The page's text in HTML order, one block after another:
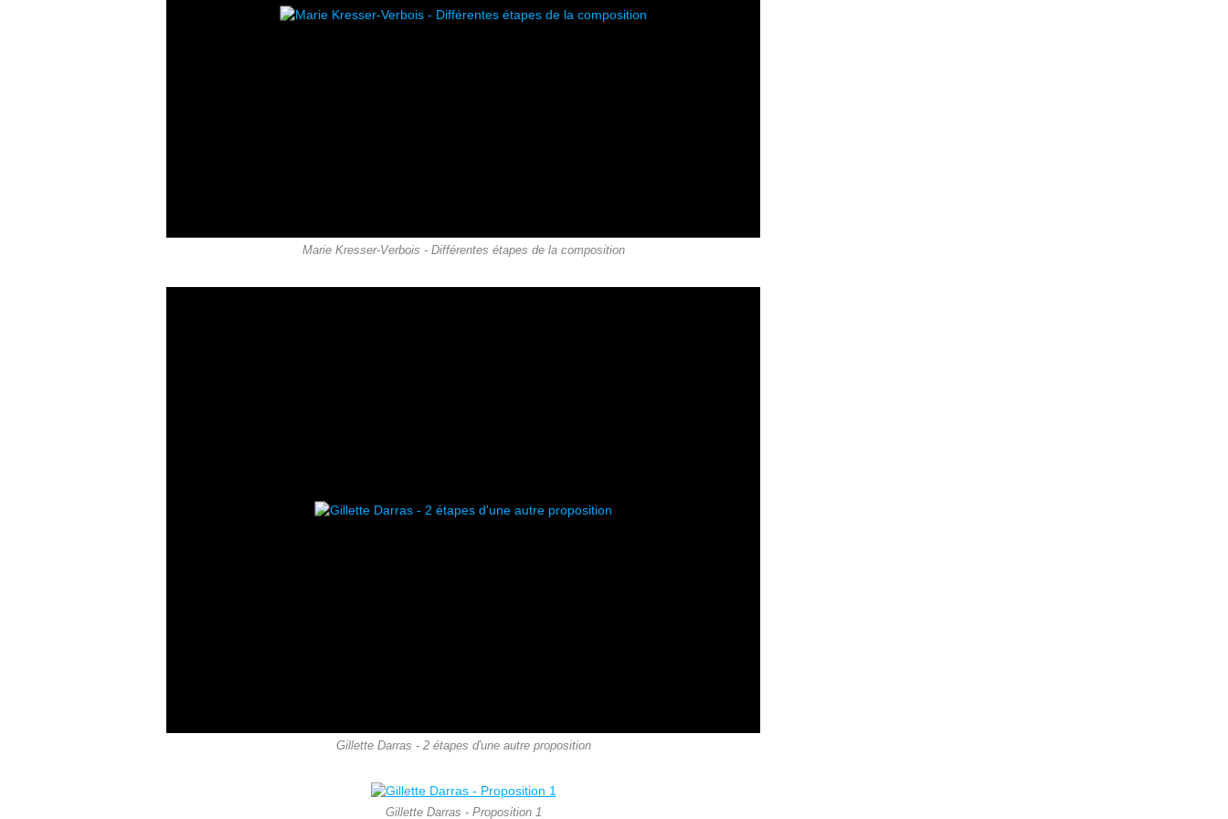
Marie Kresser-Verbois - Différentes étapes de la composition
Gillette Darras - 2 étapes d'une autre proposition
Gillette Darras - Proposition 1